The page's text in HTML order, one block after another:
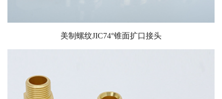
美制螺纹JIC74°锥面扩口接头